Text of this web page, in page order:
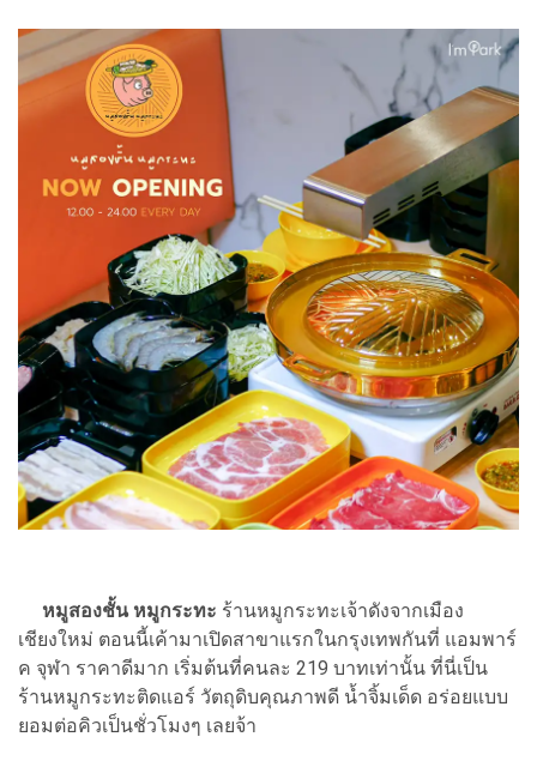
หมูสองชั้น หมูกระทะ ร้านหมูกระทะเจ้าดังจากเมือง
เชียงใหม่ ตอนนี้เค้ามาเปิดสาขาแรกในกรุงเทพกันที่ แอมพาร์
ค จุฬา ราคาดีมาก เริ่มต้นที่คนละ 219 บาทเท่านั้น ที่นี่เป็น
ร้านหมูกระทะติดแอร์ วัตถุดิบคุณภาพดี น้ำจิ้มเด็ด อร่อยแบบ
ยอมต่อคิวเป็นชั่วโมงๆ เลยจ้า